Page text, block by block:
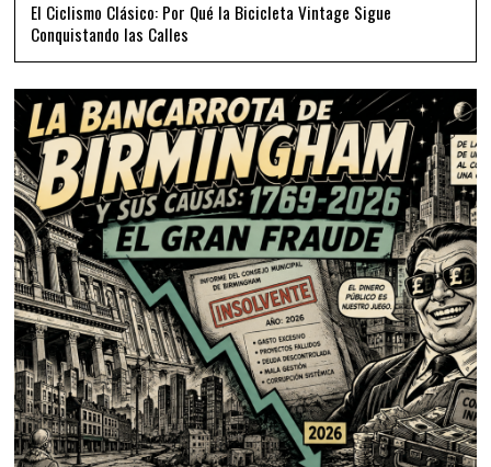
El Ciclismo Clásico: Por Qué la Bicicleta Vintage Sigue
Conquistando las Calles